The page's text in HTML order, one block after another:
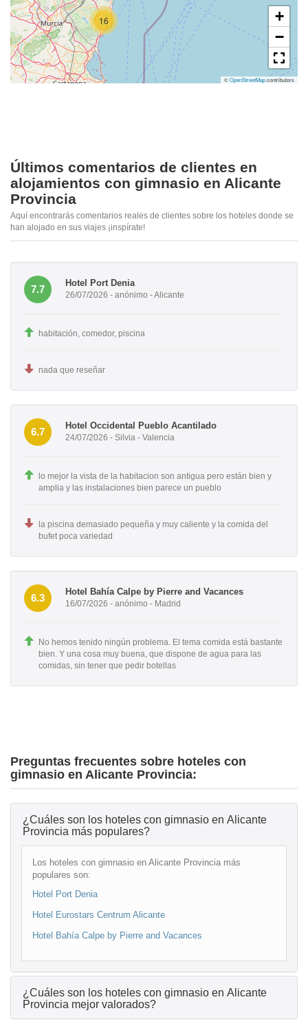
16
+
−
©OpenStreetMapcontributors
Últimos comentarios de clientes en
alojamientos con gimnasio en Alicante
Provincia
Aquí encontrarás comentarios reales de clientes sobre los hoteles donde se
han alojado en sus viajes ¡inspírate!
7.7
Hotel Port Denia
26/07/2026 - anónimo - Alicante
habitación, comedor, piscina
nada que reseñar
6.7
Hotel Occidental Pueblo Acantilado
24/07/2026 - Silvia - Valencia
lo mejor la vista de la habitacion son antigua pero están bien y
amplia y las instalaciones bien parece un pueblo
la piscina demasiado pequeña y muy caliente y la comida del
bufet poca variedad
6.3
Hotel Bahía Calpe by Pierre and Vacances
16/07/2026 - anónimo - Madrid
No hemos tenido ningún problema. El tema comida está bastante
bien. Y una cosa muy buena, que dispone de agua para las
comidas, sin tener que pedir botellas
Preguntas frecuentes sobre hoteles con
gimnasio en Alicante Provincia:
¿Cuáles son los hoteles con gimnasio en Alicante
Provincia más populares?
Los hoteles con gimnasio en Alicante Provincia más
populares son:
Hotel Port Denia
Hotel Eurostars Centrum Alicante
Hotel Bahía Calpe by Pierre and Vacances
¿Cuáles son los hoteles con gimnasio en Alicante
Provincia mejor valorados?